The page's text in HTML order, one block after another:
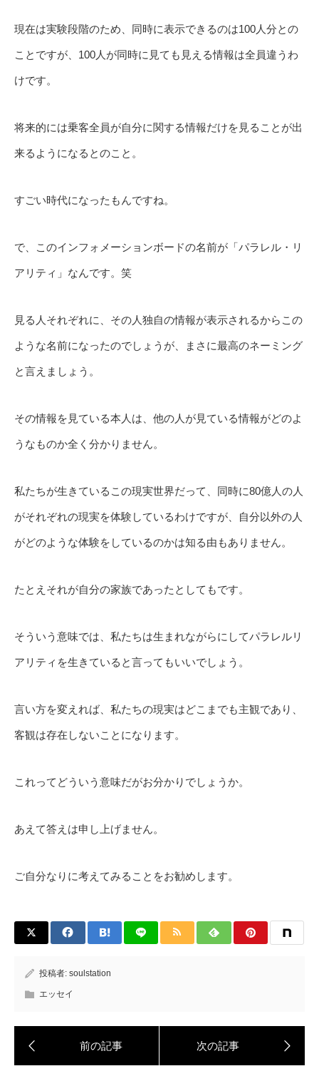
現在は実験段階のため、同時に表示できるのは100人分との
ことですが、100人が同時に見ても見える情報は全員違うわ
けです。
将来的には乗客全員が自分に関する情報だけを見ることが出
来るようになるとのこと。
すごい時代になったもんですね。
で、このインフォメーションボードの名前が「パラレル・リ
アリティ」なんです。笑
見る人それぞれに、その人独自の情報が表示されるからこの
ような名前になったのでしょうが、まさに最高のネーミング
と言えましょう。
その情報を見ている本人は、他の人が見ている情報がどのよ
うなものか全く分かりません。
私たちが生きているこの現実世界だって、同時に80億人の人
がそれぞれの現実を体験しているわけですが、自分以外の人
がどのような体験をしているのかは知る由もありません。
たとえそれが自分の家族であったとしてもです。
そういう意味では、私たちは生まれながらにしてパラレルリ
アリティを生きていると言ってもいいでしょう。
言い方を変えれば、私たちの現実はどこまでも主観であり、
客観は存在しないことになります。
これってどういう意味だがお分かりでしょうか。
あえて答えは申し上げません。
ご自分なりに考えてみることをお勧めします。
投稿者: soulstation
エッセイ